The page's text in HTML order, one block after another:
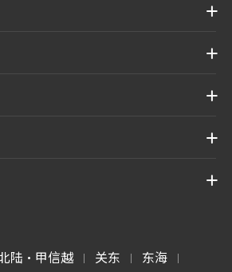
陆・甲信越 | 关东 | 东海 |